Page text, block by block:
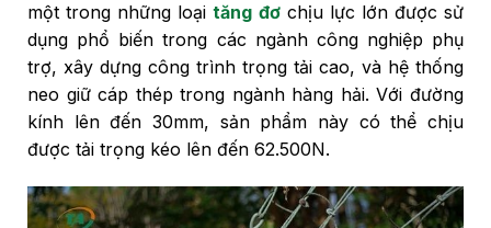
một trong những loạităng đơchịu lực lớn được sử
dụng phổ biến trong các ngành công nghiệp phụ
trợ, xây dựng công trình trọng tải cao, và hệ thống
neo giữ cáp thép trong ngành hàng hải. Với đường
kính lên đến 30mm, sản phẩm này có thể chịu
được tải trọng kéo lên đến 62.500N.